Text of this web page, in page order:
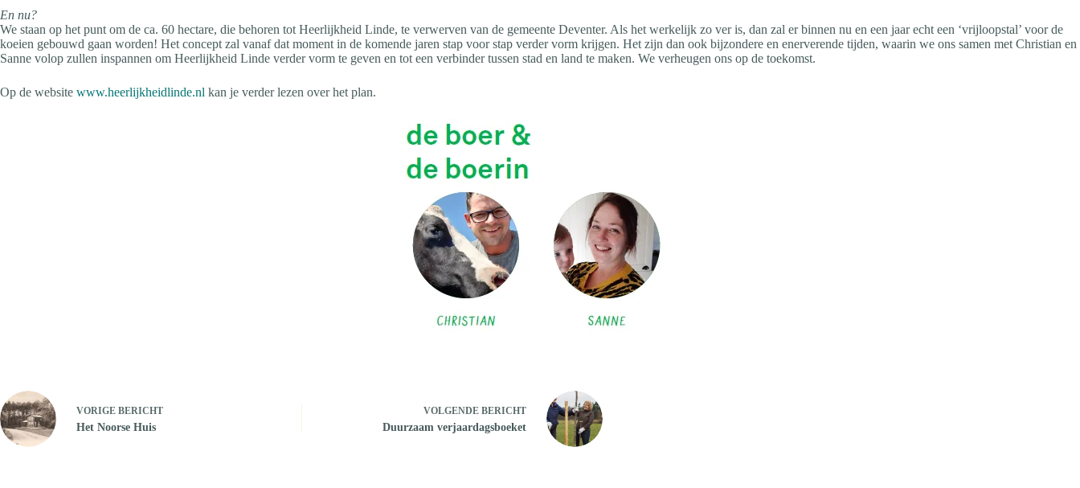
En nu?
We staan op het punt om de ca. 60 hectare, die behoren tot Heerlijkheid Linde, te verwerven van de gemeente Deventer. Als het werkelijk zo ver is, dan zal er binnen nu en een jaar echt een ‘vrijloopstal’ voor de
koeien gebouwd gaan worden! Het concept zal vanaf dat moment in de komende jaren stap voor stap verder vorm krijgen. Het zijn dan ook bijzondere en enerverende tijden, waarin we ons samen met Christian en
Sanne volop zullen inspannen om Heerlijkheid Linde verder vorm te geven en tot een verbinder tussen stad en land te maken. We verheugen ons op de toekomst.
Op de website www.heerlijkheidlinde.nl kan je verder lezen over het plan.
VORIGE BERICHT
Het Noorse Huis
VOLGENDE BERICHT
Duurzaam verjaardagsboeket